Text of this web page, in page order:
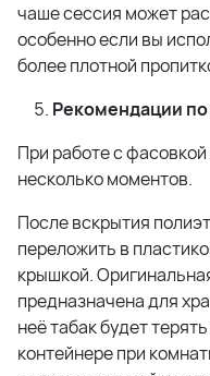
чаше сессия может
особенно если вы
более плотной
Рекомендации
При работе с
несколько моментов.
После вскрытия
переложить в
крышкой.
предназначена для
неё табак будет
контейнере при